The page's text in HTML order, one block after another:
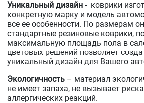
Уникальный дизайн - коврики
конкретную марку и модель
все ее особенности. По размерам
стандартные резиновые коврики,
максимальную площадь пола в
цветовых решений позволяет
уникальный дизайн для Вашего
Экологичность – материал
не имеет запаха, не вызывает
аллергических реакций.